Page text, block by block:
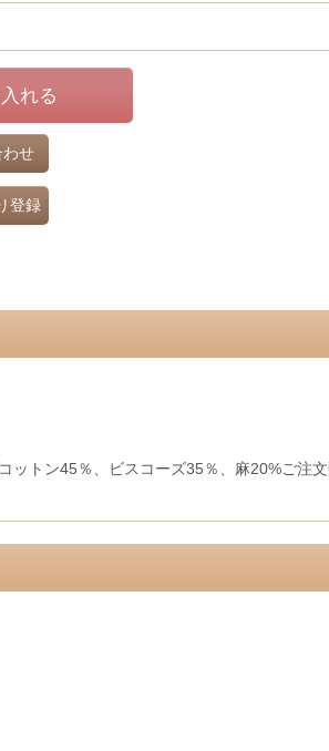
れる
わせ
登録
トン45％、ビスコーズ35％、麻20%ご注